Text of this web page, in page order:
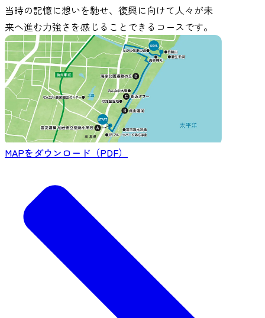
当時の記憶に想いを馳せ、復興に向けて人々が未
来へ進む力強さを感じることできるコースです。
MAPをダウンロード（PDF）